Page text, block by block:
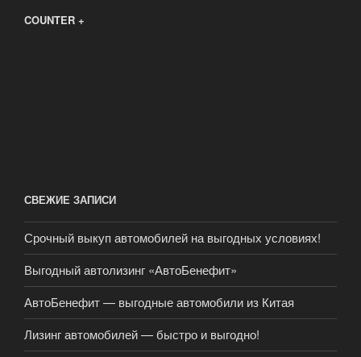
COUNTER +
СВЕЖИЕ ЗАПИСИ
Срочный выкуп автомобилей на выгодных условиях!
Выгодный автолизинг «АвтоБенефит»
АвтоБенефит — выгодные автомобили из Китая
Лизинг автомобилей — быстро и выгодно!